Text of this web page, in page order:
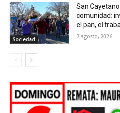
Sociedad
San
comunidad:
el pan, el
7 agosto, 2026